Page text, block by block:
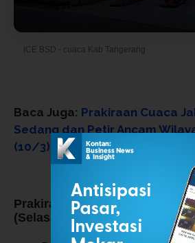
ICE BSD - cuaca Kab Tangerang
Baca Juga: Prakiraan Cuaca
Sedang dan Petir Ancam
(10/3)
Prakiraan Cuaca Provinsi
(Selasa, 10 Maret 2026):